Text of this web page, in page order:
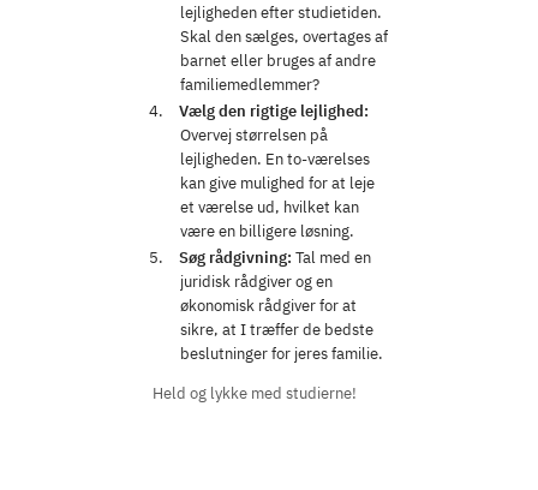
lejligheden efter studietiden.
Skal den sælges, overtages af
barnet eller bruges af andre
familiemedlemmer?
Vælg den rigtige lejlighed:
Overvej størrelsen på
lejligheden. En to-værelses
kan give mulighed for at leje
et værelse ud, hvilket kan
være en billigere løsning.
Søg rådgivning: Tal med en
juridisk rådgiver og en
økonomisk rådgiver for at
sikre, at I træffer de bedste
beslutninger for jeres familie.
Held og lykke med studierne!